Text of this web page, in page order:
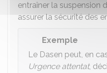
entraîner la suspension
assurer la sécurité des
Exemple
Le Dasen peut, en
Urgence attentat,